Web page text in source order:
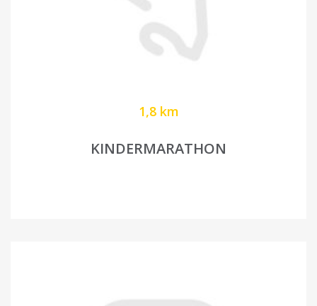
1,8 km
KINDERMARATHON